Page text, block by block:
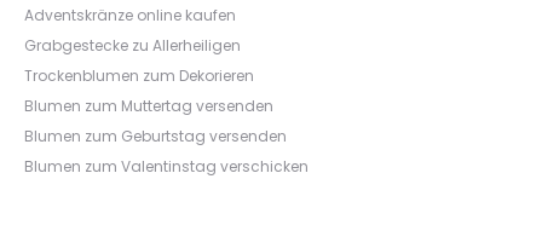
Adventskränze online kaufen
Grabgestecke zu Allerheiligen
Trockenblumen zum Dekorieren
Blumen zum Muttertag versenden
Blumen zum Geburtstag versenden
Blumen zum Valentinstag verschicken